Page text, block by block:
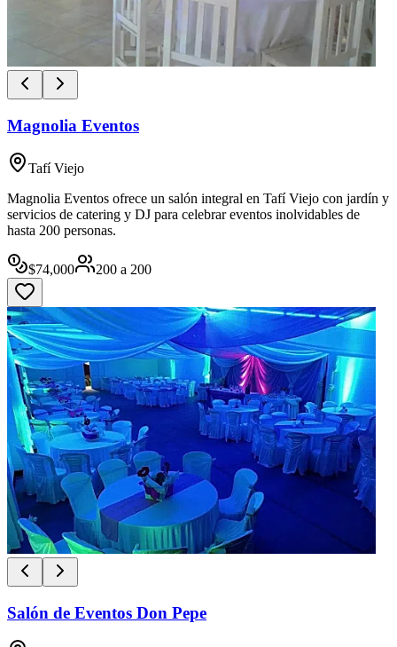
Magnolia Eventos
Tafí Viejo
Magnolia Eventos ofrece un salón integral en Tafí Viejo con jardín y
servicios de catering y DJ para celebrar eventos inolvidables de
hasta 200 personas.
$74,000 200 a 200
Salón de Eventos Don Pepe